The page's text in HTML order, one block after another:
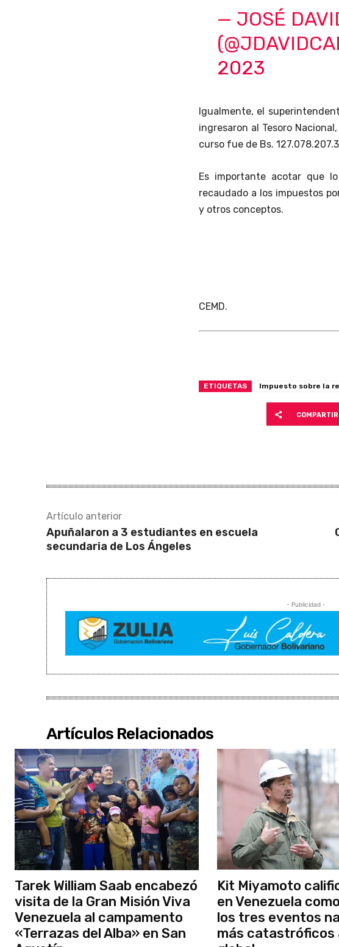
— JOSÉ
2023
Igualmente, el
ingresaron al Tesoro
curso fue de Bs.
Es importante acotar que
recaudado a los impuestos
y otros conceptos.
CEMD.
ETIQUETAS Impuesto sobre la
COMPARTIR
Artículo anterior
Apuñalaron a 3 estudiantes en escuela
secundaria de Los Ángeles
- Publicidad -
Artículos Relacionados
Tarek William Saab encabezó
visita de la Gran Misión Viva
Venezuela al campamento
«Terrazas del Alba» en San
Kit Miyamoto
en Venezuela
los tres eventos
más catastróficos